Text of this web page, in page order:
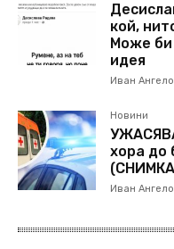
кой,
Може
идея
Иван
Новини
хора до
Иван